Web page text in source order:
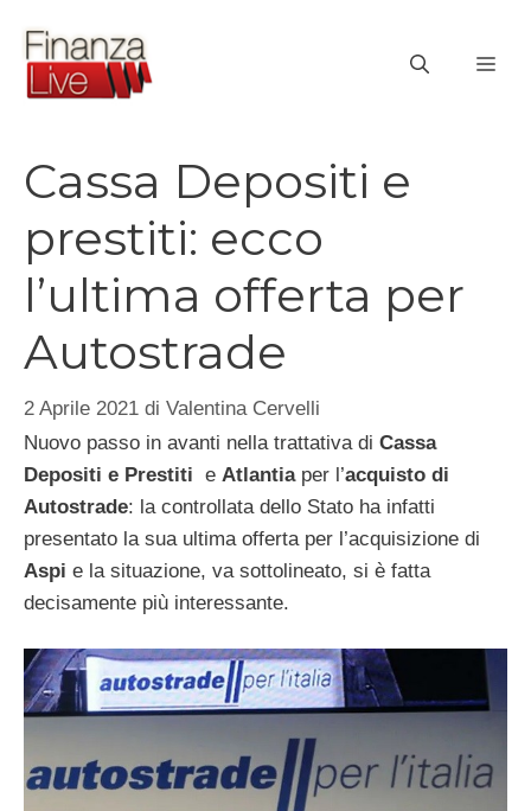
contenuto
Cassa Depositi e
prestiti: ecco
l’ultima offerta per
Autostrade
2 Aprile 2021 di Valentina Cervelli
Nuovo passo in avanti nella trattativa di Cassa
Depositi e Prestiti e Atlantiaper l’acquisto di
Autostrade: la controllata dello Stato ha infatti
presentato la sua ultima offerta per l’acquisizione di
Aspi e la situazione, va sottolineato, si è fatta
decisamente più interessante.